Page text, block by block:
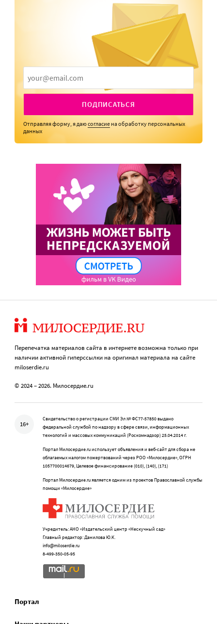
ПОДПИСАТЬСЯ
Отправляя форму, я даюсогласие на обработку персональных
данных
Перепечатка материалов сайта в интернете возможна только при
наличии активной гиперссылки на оригинал материала на сайте
miloserdie.ru
© 2024 – 2026. Милосердие.ru
16+
Свидетельство о регистрации СМИ Эл № ФС77-57850 выдано
федеральной службой по надзору в сфере связи, информационных
технологий и массовых коммуникаций (Роскомнадзор) 25.04.2014 г.
Портал Милосердие.ru использует объявления и веб-сайт для сбора не
облагаемых налогом пожертвований через РОО «Милосердие», ОГРН
1057700014679, Целевое финансирование (010), (140), (171)
Портал Милосердие.ru является одним из проектов Православной службы
помощи «Милосердие»
Учредитель: АНО «Издательский центр «Нескучный сад»
Главный редактор: Данилова Ю.К.
info@miloserdie.ru
8-499-350-05-95
Портал